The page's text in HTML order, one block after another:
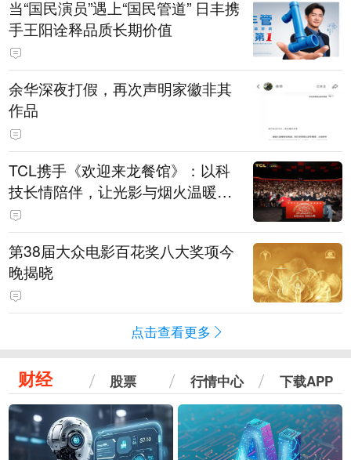
当“国民演员”遇上“国民管道” 日丰携
手王阳诠释品质长期价值
余华深夜打假，再次声明家徽非其
作品
TCL携手《欢迎来龙餐馆》：以科
技长情陪伴，让光影与烟火温暖生
活
第38届大众电影百花奖八大奖项今
晚揭晓
点击查看更多
财经 股票 行情中心 下载APP